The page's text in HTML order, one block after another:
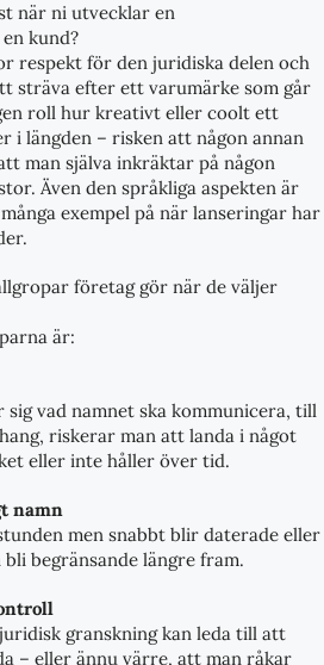
när ni utvecklar en
kund?
respekt för den juridiska delen och
sträva efter ett varumärke som går
roll hur kreativt eller coolt ett
i längden – risken att någon annan
man själva inkräktar på någon
Även den språkliga aspekten är
exempel på när lanseringar har
företag gör när de väljer
är:
vad namnet ska kommunicera, till
riskerar man att landa i något
eller inte håller över tid.
namn
men snabbt blir daterade eller
begränsande längre fram.
granskning kan leda till att
– eller ännu värre, att man råkar